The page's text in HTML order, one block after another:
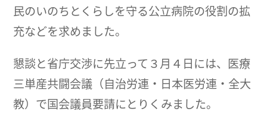
民のいのちとくらしを守る公立病院の役割の拡
充などを求めました。
懇談と省庁交渉に先立って３月４日には、医療
三単産共闘会議（自治労連・日本医労連・全大
教）で国会議員要請にとりくみました。